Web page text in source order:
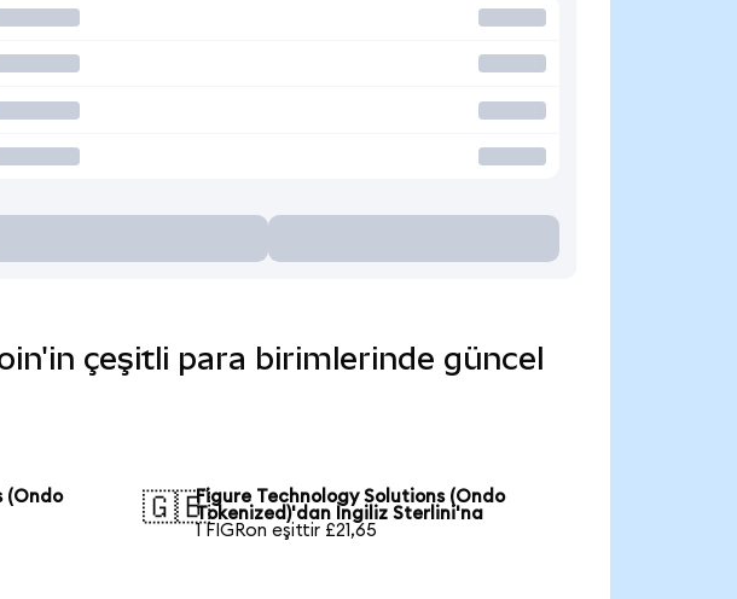
çeşitli para birimlerinde güncel
(Ondo
🇬🇧Figure Technology Solutions (Ondo
Tokenized)'dan İngiliz Sterlini'na
1 FIGRon eşittir £21,65